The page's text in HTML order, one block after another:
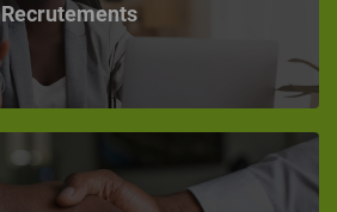
Recrutements